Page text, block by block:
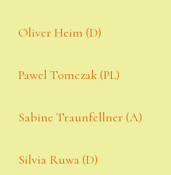
Oliver Heim (D)
Pawel Tomczak (PL)
Sabine Traunfellner (A)
Silvia Ruwa (D)